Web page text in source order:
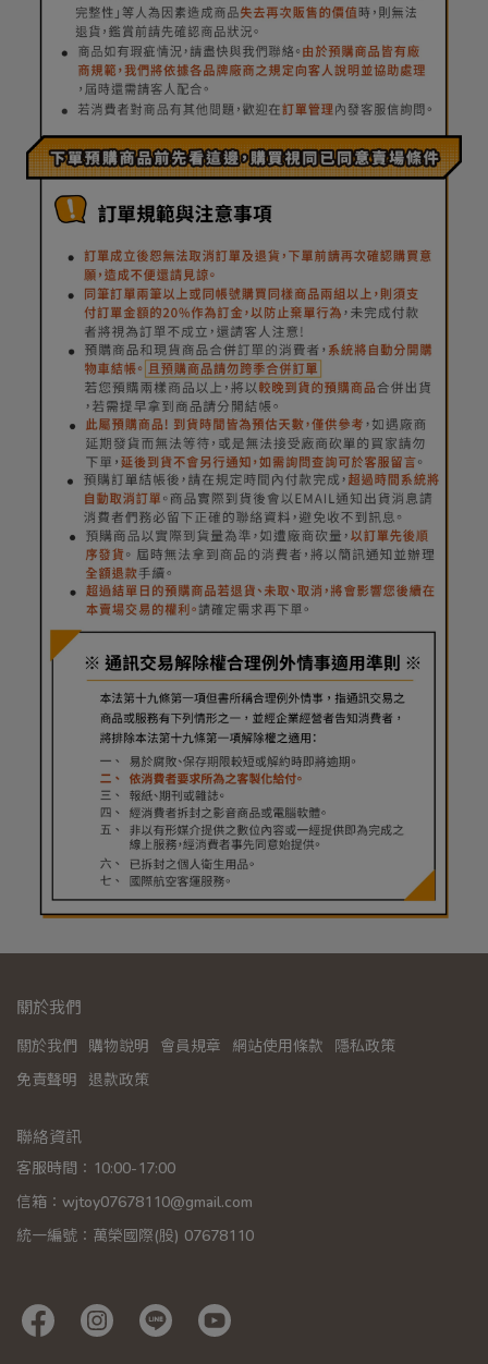
關於我們
關於我們 購物說明 會員規章 網站使用條款
隱私政策
免責聲明
退款政策
聯絡資訊
客服時間：10:00-17:00
信箱：wjtoy07678110@gmail.com
統一編號：萬榮國際(股) 07678110